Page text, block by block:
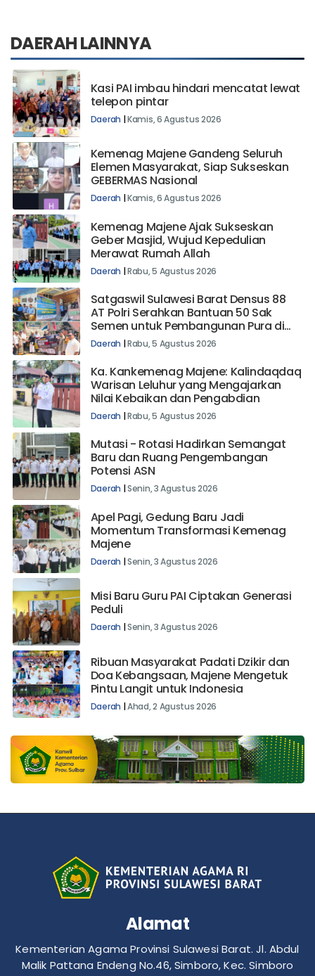
DAERAH LAINNYA
Kasi PAI imbau hindari mencatat lewat
telepon pintar
Daerah |Kamis, 6 Agustus 2026
Kemenag Majene Gandeng Seluruh
Elemen Masyarakat, Siap Sukseskan
GEBERMAS Nasional
Daerah |Kamis, 6 Agustus 2026
Kemenag Majene Ajak Sukseskan
Geber Masjid, Wujud Kepedulian
Merawat Rumah Allah
Daerah |Rabu, 5 Agustus 2026
Satgaswil Sulawesi Barat Densus 88
AT Polri Serahkan Bantuan 50 Sak
Semen untuk Pembangunan Pura di
Mehalaan Barat
Daerah |Rabu, 5 Agustus 2026
Ka. Kankemenag Majene: Kalindaqdaq
Warisan Leluhur yang Mengajarkan
Nilai Kebaikan dan Pengabdian
Daerah |Rabu, 5 Agustus 2026
Mutasi - Rotasi Hadirkan Semangat
Baru dan Ruang Pengembangan
Potensi ASN
Daerah |Senin, 3 Agustus 2026
Apel Pagi, Gedung Baru Jadi
Momentum Transformasi Kemenag
Majene
Daerah |Senin, 3 Agustus 2026
Misi Baru Guru PAI Ciptakan Generasi
Peduli
Daerah |Senin, 3 Agustus 2026
Ribuan Masyarakat Padati Dzikir dan
Doa Kebangsaan, Majene Mengetuk
Pintu Langit untuk Indonesia
Daerah |Ahad, 2 Agustus 2026
Alamat
Kementerian Agama Provinsi Sulawesi Barat. Jl. Abdul
Malik Pattana Endeng No.46, Simboro, Kec. Simboro